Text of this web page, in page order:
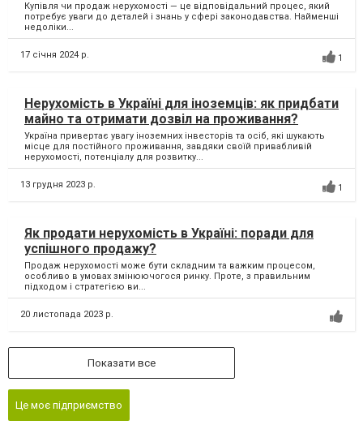
Купівля чи продаж нерухомості — це відповідальний процес, який
потребує уваги до деталей і знань у сфері законодавства. Найменші
недоліки...
17 січня 2024 р. 1
Нерухомість в Україні для іноземців: як придбати
майно та отримати дозвіл на проживання?
Україна привертає увагу іноземних інвесторів та осіб, які шукають
місце для постійного проживання, завдяки своїй привабливій
нерухомості, потенціалу для розвитку...
13 грудня 2023 р. 1
Як продати нерухомість в Україні: поради для
успішного продажу?
Продаж нерухомості може бути складним та важким процесом,
особливо в умовах змінюючогося ринку. Проте, з правильним
підходом і стратегією ви...
20 листопада 2023 р.
Показати все
Це моє підприємство